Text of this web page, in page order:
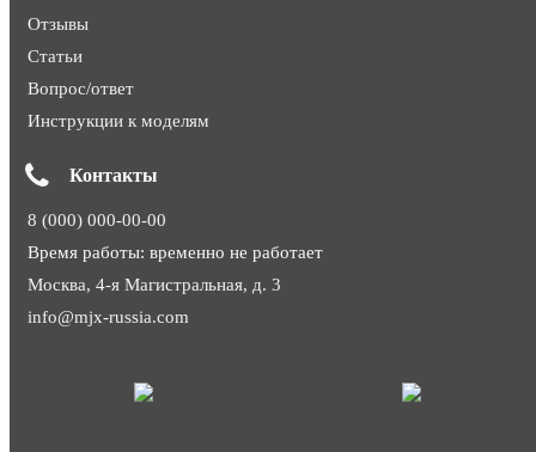
Отзывы
Статьи
Вопрос/ответ
Инструкции к моделям
Контакты
8 (000) 000-00-00
Время работы: временно не работает
Москва, 4-я Магистральная, д. 3
info@mjx-russia.com